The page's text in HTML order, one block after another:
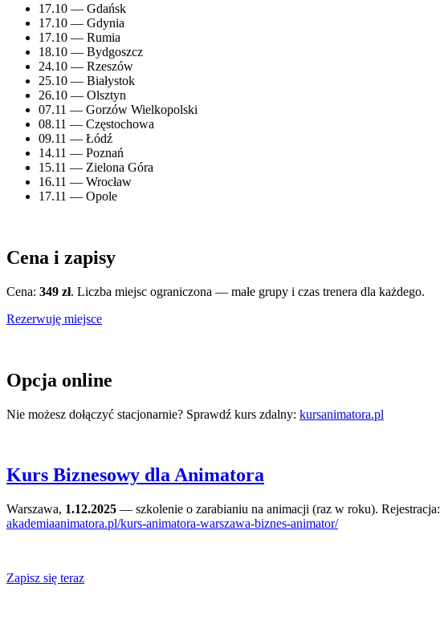
17.10 — Gdańsk
17.10 — Gdynia
17.10 — Rumia
18.10 — Bydgoszcz
24.10 — Rzeszów
25.10 — Białystok
26.10 — Olsztyn
07.11 — Gorzów Wielkopolski
08.11 — Częstochowa
09.11 — Łódź
14.11 — Poznań
15.11 — Zielona Góra
16.11 — Wrocław
17.11 — Opole
Cena i zapisy
Cena: 349 zł. Liczba miejsc ograniczona — małe grupy i czas trenera dla każdego.
Rezerwuję miejsce
Opcja online
Nie możesz dołączyć stacjonarnie? Sprawdź kurs zdalny: kursanimatora.pl
Kurs Biznesowy dla Animatora
Warszawa, 1.12.2025 — szkolenie o zarabianiu na animacji (raz w roku). Rejestracja:
akademiaanimatora.pl/kurs-animatora-warszawa-biznes-animator/
Zapisz się teraz